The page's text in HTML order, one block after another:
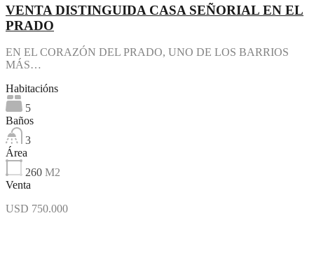
VENTA DISTINGUIDA CASA SEÑORIAL EN EL
PRADO
EN EL CORAZÓN DEL PRADO, UNO DE LOS BARRIOS
MÁS…
Habitacións
5
Baños
3
Área
260 M2
Venta
USD 750.000